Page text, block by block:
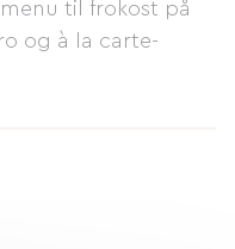
til frokost på
og à la carte-